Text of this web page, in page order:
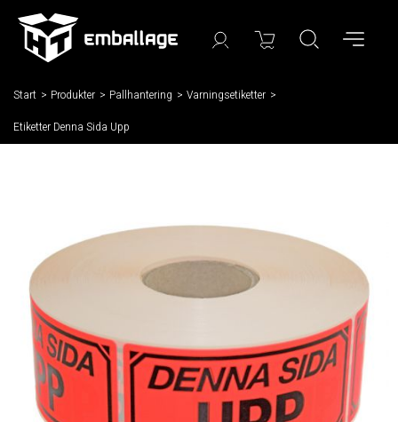
Start / Produkter / Pallhantering / Varningsetiketter /
Etiketter Denna Sida Upp